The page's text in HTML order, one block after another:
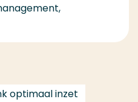
optimaal inzet